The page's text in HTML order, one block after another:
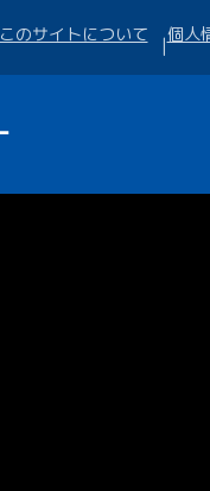
このサイトについて 個人